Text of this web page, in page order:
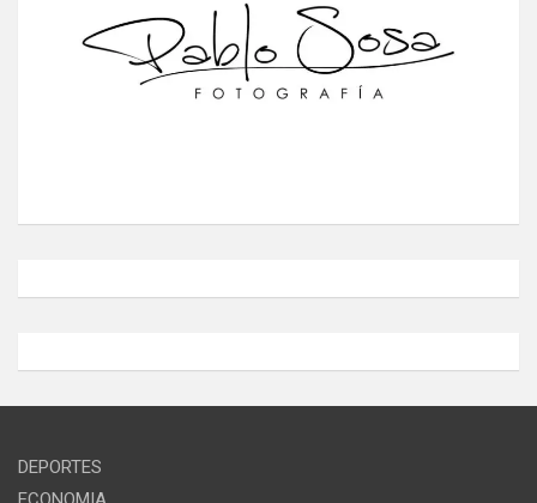
DEPORTES